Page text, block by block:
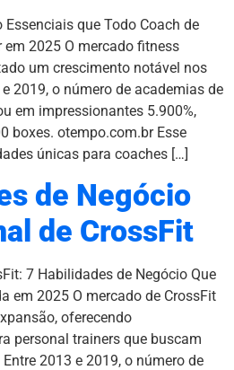
que Todo Coach de
2025 O mercado fitness
um crescimento notável nos
2019, o número de academias de
em impressionantes 5.900%,
boxes. otempo.com.br Esse
únicas para coaches […]
de Negócio
de CrossFit
7 Habilidades de Negócio Que
em 2025 O mercado de CrossFit
oferecendo
personal trainers que buscam
2013 e 2019, o número de